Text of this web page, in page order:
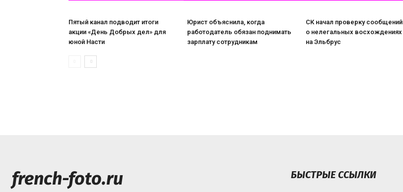
Пятый канал подводит итоги
акции «День Добрых дел» для
юной Насти
Юрист объяснила, когда
работодатель обязан поднимать
зарплату сотрудникам
СК начал проверку сообщений
о нелегальных восхождениях
на Эльбрус
french-foto.ru БЫСТРЫЕ ССЫЛКИ